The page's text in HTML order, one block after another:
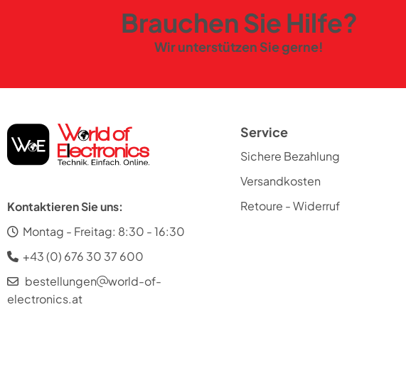
Brauchen Sie Hilfe?
Wir unterstützen Sie gerne!
Kontaktieren Sie uns:
Montag - Freitag: 8:30 - 16:30
+43 (0) 676 30 37 600
bestellungen
world-of-
electronics.at
Service
Sichere Bezahlung
Versandkosten
Retoure - Widerruf